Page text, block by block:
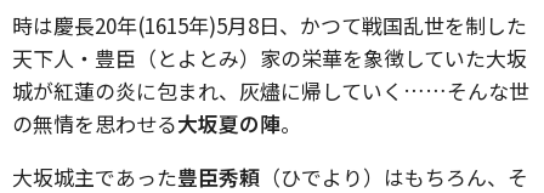
時は慶長20年(1615年)5月8日、かつて戦国乱世を制した
天下人・豊臣（とよとみ）家の栄華を象徴していた大坂
城が紅蓮の炎に包まれ、灰燼に帰していく……そんな世
の無情を思わせる大坂夏の陣。
大坂城主であった豊臣秀頼 （ひでより）はもちろん、そ